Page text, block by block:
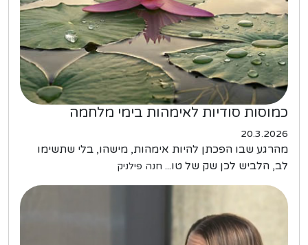
כמוסות סודיות לאימהות בימי מלחמה
20.3.2026
מהרגע שבו הפכתן להיות אימהות, מישהו, בלי שתשימו
לב, הלביש לכן שק של טו... חנה פילניק